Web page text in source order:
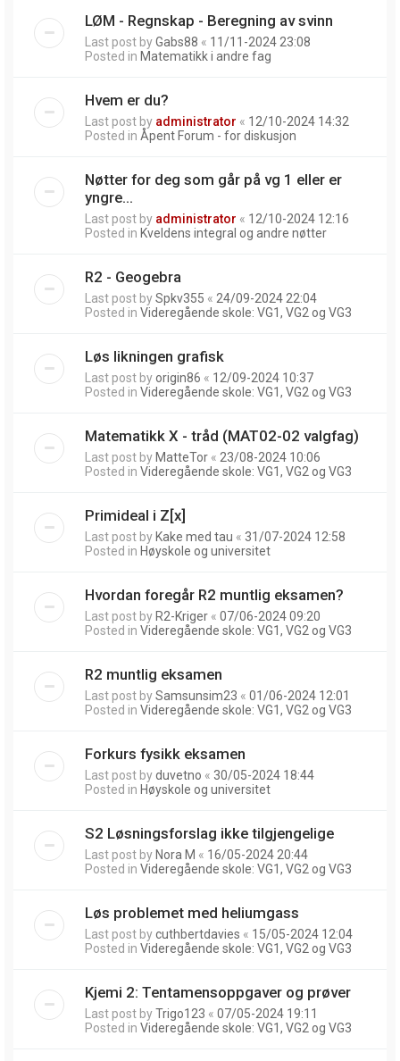
LØM - Regnskap - Beregning av svinn
Last post byGabs88 « 11/11-2024 23:08
Posted in Matematikk i andre fag
Hvem er du?
Last post by administrator « 12/10-2024 14:32
Posted in Åpent Forum - for diskusjon
Nøtter for deg som går på vg 1 eller er
yngre...
Last post by administrator « 12/10-2024 12:16
Posted in Kveldens integral og andre nøtter
R2 - Geogebra
Last post bySpkv355 « 24/09-2024 22:04
Posted in Videregående skole: VG1, VG2 og VG3
Løs likningen grafisk
Last post byorigin86 « 12/09-2024 10:37
Posted in Videregående skole: VG1, VG2 og VG3
Matematikk X - tråd (MAT02-02 valgfag)
Last post by MatteTor « 23/08-2024 10:06
Posted in Videregående skole: VG1, VG2 og VG3
Primideal i Z[x]
Last post by Kake med tau « 31/07-2024 12:58
Posted in Høyskole og universitet
Hvordan foregår R2 muntlig eksamen?
Last post by R2-Kriger « 07/06-2024 09:20
Posted in Videregående skole: VG1, VG2 og VG3
R2 muntlig eksamen
Last post bySamsunsim23 « 01/06-2024 12:01
Posted in Videregående skole: VG1, VG2 og VG3
Forkurs fysikk eksamen
Last post byduvetno « 30/05-2024 18:44
Posted in Høyskole og universitet
S2 Løsningsforslag ikke tilgjengelige
Last post by Nora M « 16/05-2024 20:44
Posted in Videregående skole: VG1, VG2 og VG3
Løs problemet med heliumgass
Last post bycuthbertdavies « 15/05-2024 12:04
Posted in Videregående skole: VG1, VG2 og VG3
Kjemi 2: Tentamensoppgaver og prøver
Last post byTrigo123 « 07/05-2024 19:11
Posted in Videregående skole: VG1, VG2 og VG3